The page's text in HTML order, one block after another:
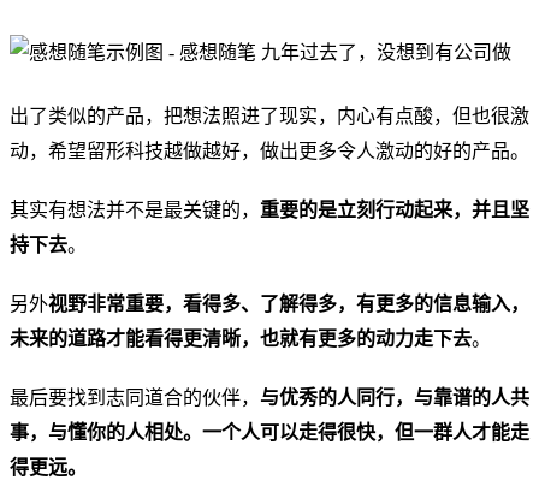
九年过去了，没想到有公司做
出了类似的产品，把想法照进了现实，内心有点酸，但也很激
动，希望留形科技越做越好，做出更多令人激动的好的产品。
其实有想法并不是最关键的， 重要的是立刻行动起来，并且坚
持下去。
另外视野非常重要，看得多、了解得多，有更多的信息输入，
未来的道路才能看得更清晰，也就有更多的动力走下去。
最后要找到志同道合的伙伴， 与优秀的人同行，与靠谱的人共
事，与懂你的人相处。一个人可以走得很快，但一群人才能走
得更远。